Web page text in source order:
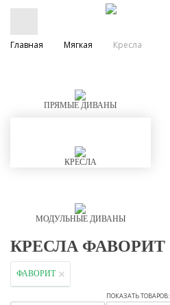
Главная Мягкая Кресла
ПРЯМЫЕ ДИВАНЫ
КРЕСЛА
МОДУЛЬНЫЕ ДИВАНЫ
КРЕСЛА ФАВОРИТ
ФАВОРИТ
ПОКАЗАТЬ ТОВАРОВ: